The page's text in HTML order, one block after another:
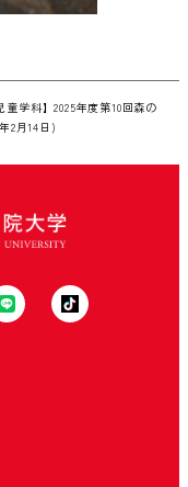
童学科】2025年度第10回森の
2月14日)